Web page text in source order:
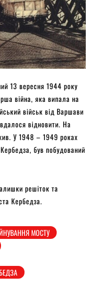
13 вересня 1944 року
війна, яка випала на
військ від Варшави
відновити. На
У 1948 – 1949 роках
був побудований
решіток та
Кербедза.
МОСТУ